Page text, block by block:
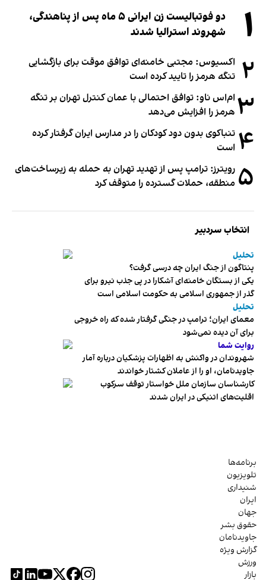
۱
دو فوتبالیست زن ایرانی ۵ ماه پس از پناهندگی،
شهروند استرالیا شدند
۲ اکسیوس: مجتبی خامنه‌ای توافق موقت برای بازگشایی
تنگه هرمز را تایید کرده است
۳ ام‌اس ناو: توافق احتمالی با عمان کنترل تهران بر تنگه
هرمز را افزایش می‌دهد
۴ تنباکوی بدون دود کودکان را در مدارس ایران گرفتار کرده
است
۵ رویترز: ترامپ پس از تهدید تهران به حمله به زیرساخت‌های
منطقه، حملات گسترده را متوقف کرد
انتخاب سردبیر
تحلیل
پنتاگون از جنگ ایران چه درسی گرفت؟
یکی از بستگان خامنه‌ای آشکارا در پی جذب نیرو برای
گذر از جمهوری اسلامی به حکومت اسلامی است
تحلیل
معمای ایران؛ ترامپ در جنگی گرفتار شده که راه خروجی
برای آن دیده نمی‌شود
روایت شما
شهروندان در واکنش به اظهارات پزشکیان درباره آمار
جاویدنامان، او را از عاملان کشتار خواندند
کارشناسان سازمان ملل خواستار توقف سرکوب
اقلیت‌های اتنیکی در ایران شدند
برنامه‌ها
تلویزیون
شنیداری
ایران
جهان
حقوق بشر
جاویدنامان
گزارش ویژه
ورزش
بازار